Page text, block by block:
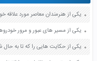
یکی از مسیر های عبور و مرور